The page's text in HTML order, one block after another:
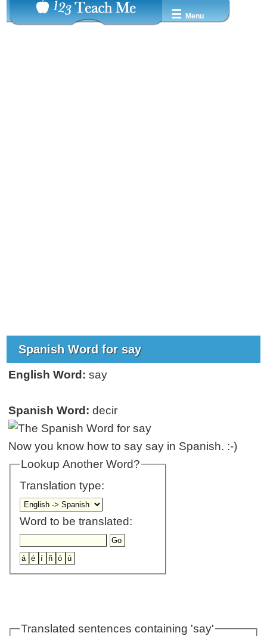
☰ Menu
Spanish Word for say
English Word: say
Spanish Word: decir
Now you know how to say say in Spanish. :-)
Lookup Another Word?
Translation type:
Word to be translated:
Translated sentences containing 'say'